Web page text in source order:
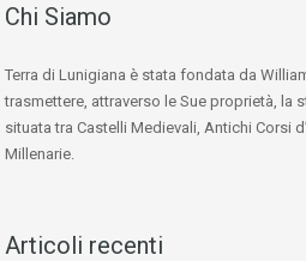
Chi Siamo
Terra di Lunigiana è stata fondata da
trasmettere, attraverso le Sue proprietà, la
situata tra Castelli Medievali, Antichi Corsi
Millenarie.
Articoli recenti